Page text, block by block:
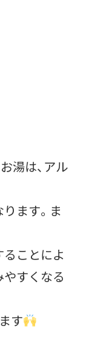
湯は、アル
ます。ま
ことによ
すくなる
す